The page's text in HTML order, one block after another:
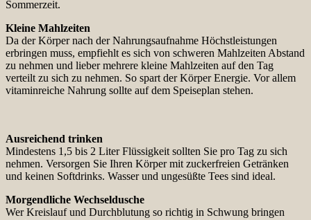
Sommerzeit.
Kleine Mahlzeiten
Da der Körper nach der Nahrungsaufnahme Höchstleistungen
erbringen muss, empfiehlt es sich von schweren Mahlzeiten Abstand
zu nehmen und lieber mehrere kleine Mahlzeiten auf den Tag
verteilt zu sich zu nehmen. So spart der Körper Energie. Vor allem
vitaminreiche Nahrung sollte auf dem Speiseplan stehen.
Ausreichend trinken
Mindestens 1,5 bis 2 Liter Flüssigkeit sollten Sie pro Tag zu sich
nehmen. Versorgen Sie Ihren Körper mit zuckerfreien Getränken
und keinen Softdrinks. Wasser und ungesüßte Tees sind ideal.
Morgendliche Wechseldusche
Wer Kreislauf und Durchblutung so richtig in Schwung bringen